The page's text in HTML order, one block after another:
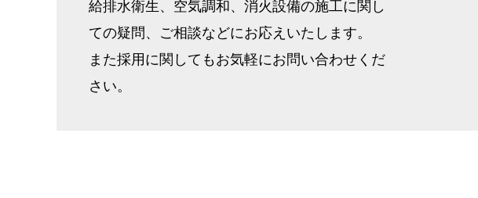
給排水衛生、空気調和、消火設備の施工に関し
ての疑問、ご相談などにお応えいたします。
また採用に関してもお気軽にお問い合わせくだ
さい。